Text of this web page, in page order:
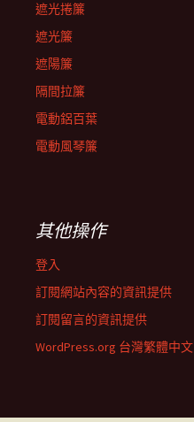
遮光捲簾
遮光簾
遮陽簾
隔間拉簾
電動鋁百葉
電動風琴簾
其他操作
登入
訂閱網站內容的資訊提供
訂閱留言的資訊提供
WordPress.org 台灣繁體中文